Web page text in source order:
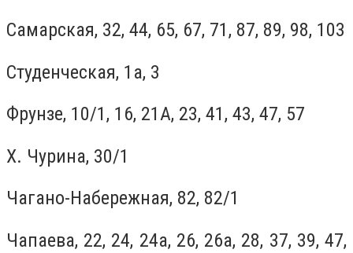
Самарская, 32, 44, 65, 67, 71, 87, 89, 98, 103
Студенческая, 1а, 3
Фрунзе, 10/1, 16, 21А, 23, 41, 43, 47, 57
Х. Чурина, 30/1
Чагано-Набережная, 82, 82/1
Чапаева, 22, 24, 24а, 26, 26а, 28, 37, 39, 47,